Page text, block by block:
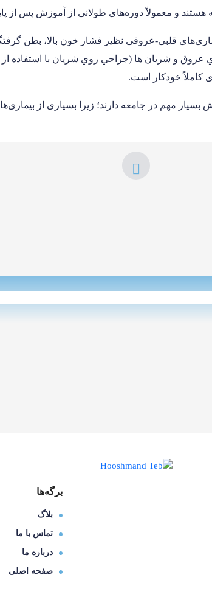
و معمولاً دوره‌های طولانی از آموزش پس از
قلبی-عروقی نظیر فشار خون بالا، بطن
و شريان ها (جراحي روي شريان با استفاده
كاملاً خودكار است.
مهم در جامعه دارند؛ زیرا بسیاری از
برگه‌ها
بلاگ
تماس با ما
درباره ما
صفحه اصلی